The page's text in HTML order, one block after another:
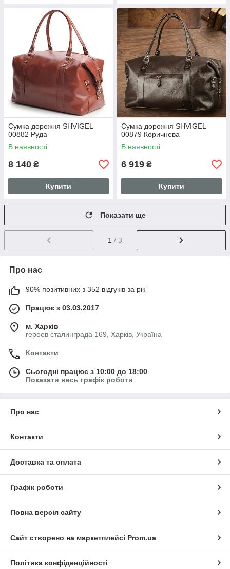
Сумка дорожня SHVIGEL
00882 Руда
В наявності
8 140 ₴
Купити
Сумка дорожня SHVIGEL
00879 Коричнева
В наявності
6 919 ₴
Купити
Показати ще
1 / 3
Про нас
90% позитивних з 352 відгуків за рік
Працює з 03.03.2017
м. Харків
героев сталинграда 169, Харків, Україна
Контакти
Сьогодні працює з 10:00 до 18:00
Показати весь графік роботи
Про нас
Контакти
Доставка та оплата
Графік роботи
Повна версія сайту
Сайт створено на маркетплейсі Prom.ua
Політика конфіденційності